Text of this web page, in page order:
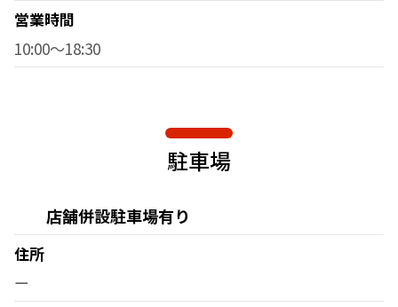
営業時間
10:00～18:30
駐車場
店舗併設駐車場有り
住所
ー